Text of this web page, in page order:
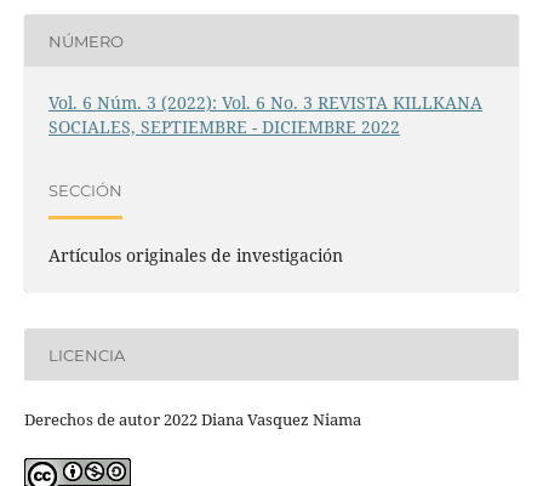
NÚMERO
Vol. 6 Núm. 3 (2022): Vol. 6 No. 3 REVISTA KILLKANA
SOCIALES, SEPTIEMBRE - DICIEMBRE 2022
SECCIÓN
Artículos originales de investigación
LICENCIA
Derechos de autor 2022 Diana Vasquez Niama